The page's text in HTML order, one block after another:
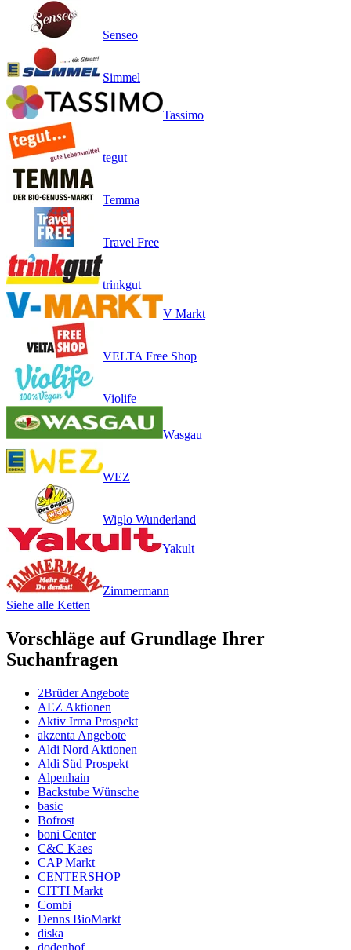
Senseo
Simmel
Tassimo
tegut
Temma
Travel Free
trinkgut
V Markt
VELTA Free Shop
Violife
Wasgau
WEZ
Wiglo Wunderland
Yakult
Zimmermann
Siehe alle Ketten
Vorschläge auf Grundlage Ihrer
Suchanfragen
2Brüder Angebote
AEZ Aktionen
Aktiv Irma Prospekt
akzenta Angebote
Aldi Nord Aktionen
Aldi Süd Prospekt
Alpenhain
Backstube Wünsche
basic
Bofrost
boni Center
C&C Kaes
CAP Markt
CENTERSHOP
CITTI Markt
Combi
Denns BioMarkt
diska